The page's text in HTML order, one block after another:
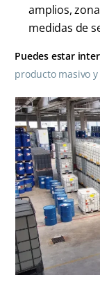
amplios,
medidas de
Puedes estar
producto masivo